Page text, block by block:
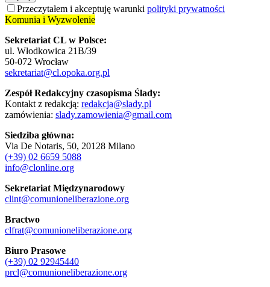
Przeczytałem i akceptuję warunki polityki prywatności
Komunia i Wyzwolenie
Sekretariat CL w Polsce:
ul. Włodkowica 21B/39
50-072 Wrocław
sekretariat@cl.opoka.org.pl
Zespół Redakcyjny czasopisma Ślady:
Kontakt z redakcją: redakcja@slady.pl
zamówienia: slady.zamowienia@gmail.com
Siedziba główna:
Via De Notaris, 50, 20128 Milano
(+39) 02 6659 5088
info@clonline.org
Sekretariat Międzynarodowy
clint@comunioneliberazione.org
Bractwo
clfrat@comunioneliberazione.org
Biuro Prasowe
(+39) 02 92945440
prcl@comunioneliberazione.org